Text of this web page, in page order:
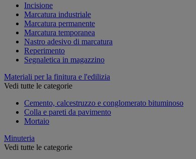
Incisione
Marcatura industriale
Marcatura permanente
Marcatura temporanea
Nastro adesivo di marcatura
Reperimento
Segnaletica in magazzino
Materiali per la finitura e l'edilizia
Vedi tutte le categorie
Cemento, calcestruzzo e conglomerato bituminoso
Colla e pareti da pavimento
Mortaio
Minuteria
Vedi tutte le categorie